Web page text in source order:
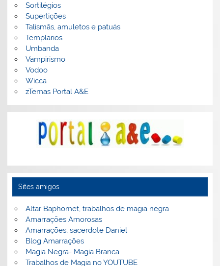
Sortilégios
Supertições
Talismãs, amuletos e patuás
Templarios
Umbanda
Vampirismo
Vodoo
Wicca
zTemas Portal A&E
Sites amigos
Altar Baphomet, trabalhos de magia negra
Amarrações Amorosas
Amarrações, sacerdote Daniel
Blog Amarrações
Magia Negra- Magia Branca
Trabalhos de Magia no YOUTUBE